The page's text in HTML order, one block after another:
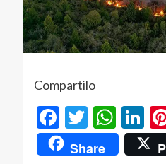
Compartilo
Facebook
Twitter
Share